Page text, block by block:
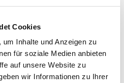
Cookies
Inhalte und Anzeigen zu
für soziale Medien anbieten
auf unsere Website zu
wir Informationen zu Ihrer
Sellin